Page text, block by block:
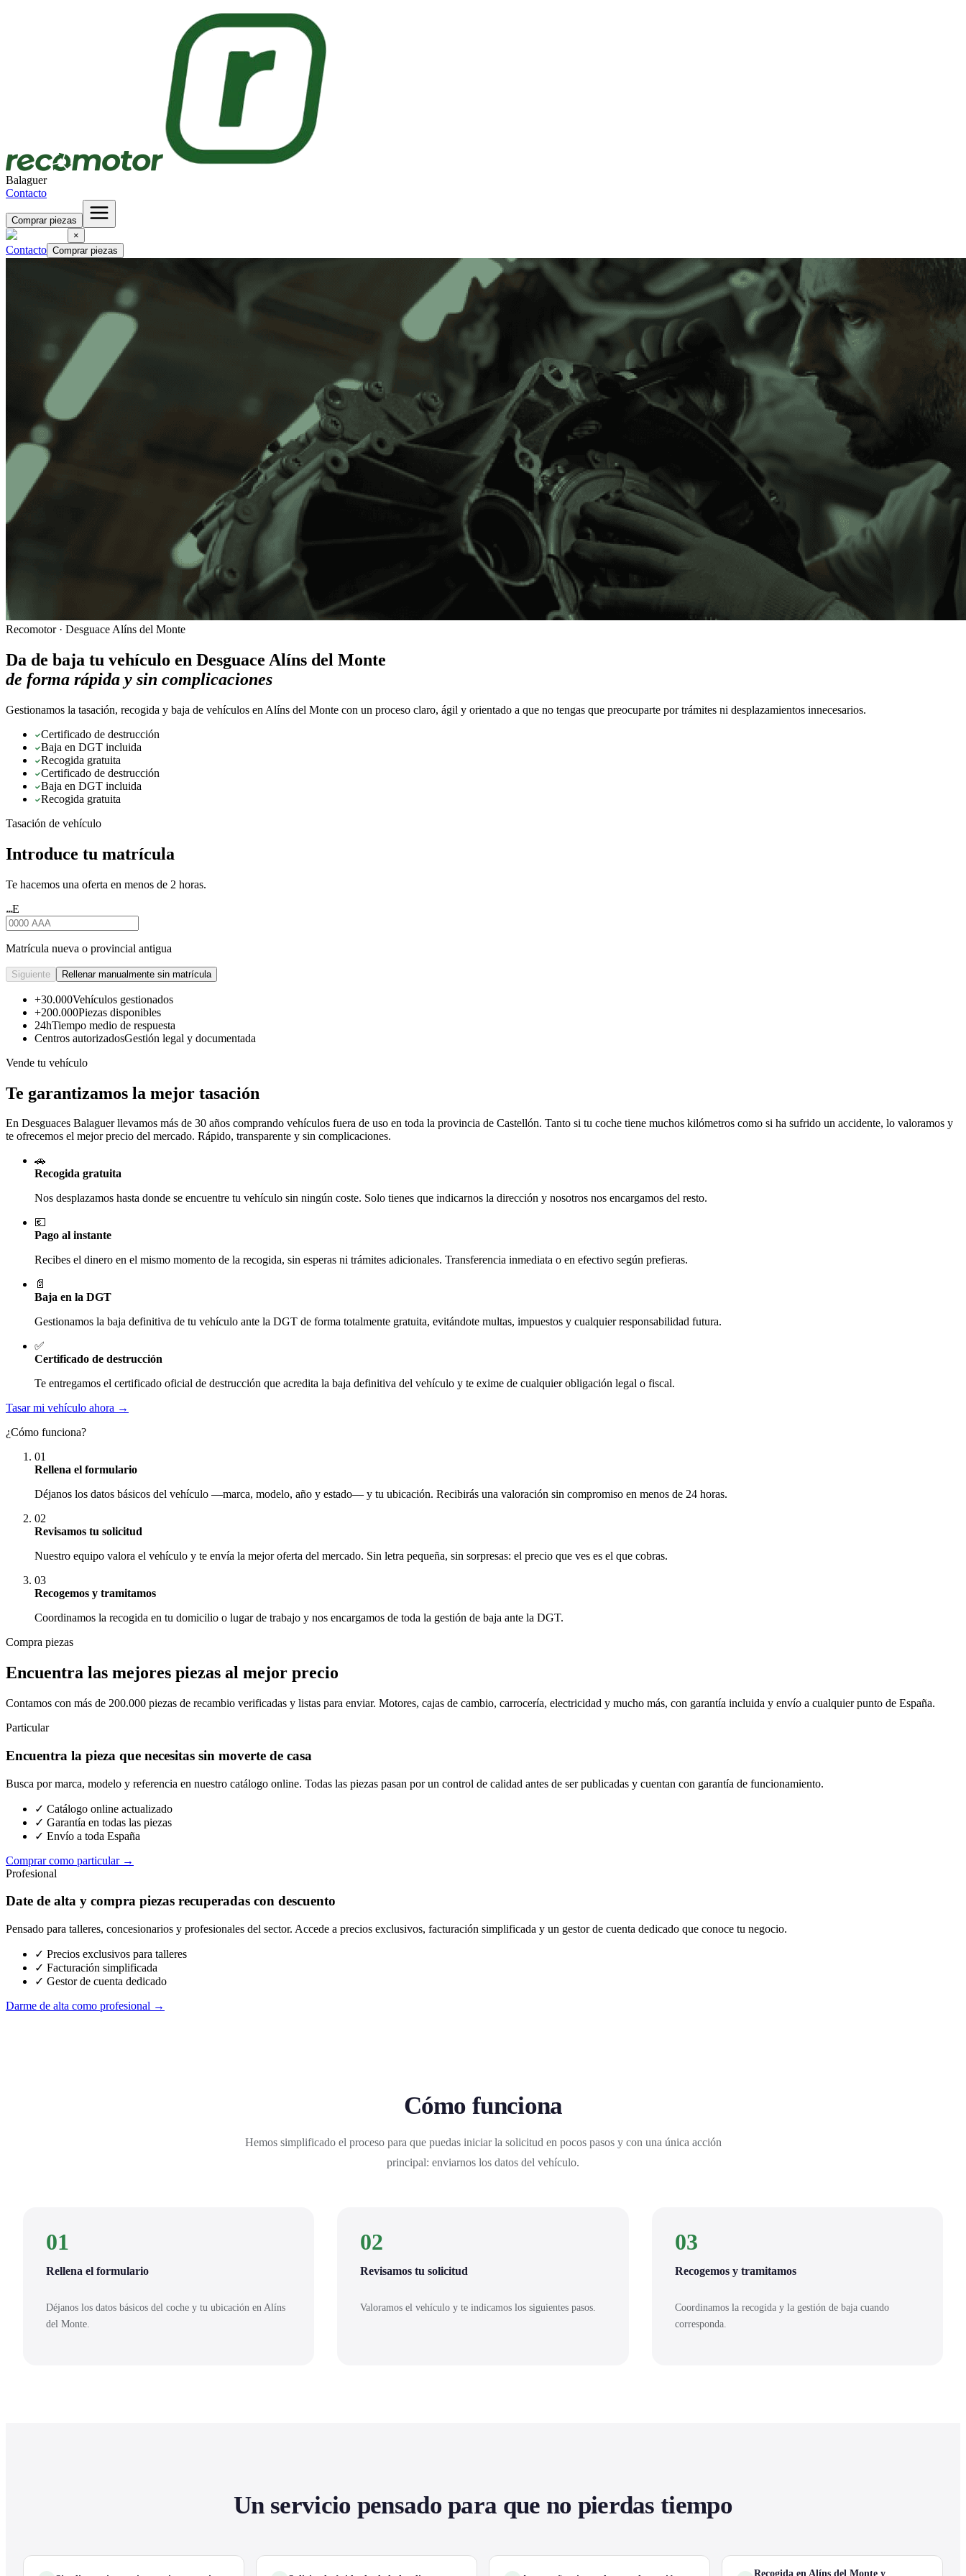
Balaguer
Contacto
Comprar piezas
×
Contacto Comprar piezas
Recomotor · Desguace Alíns del Monte
Da de baja tu vehículo en Desguace Alíns del Monte
de forma rápida y sin complicaciones
Gestionamos la tasación, recogida y baja de vehículos en Alíns del Monte con un proceso claro, ágil y orientado a que no tengas que preocuparte por trámites ni desplazamientos innecesarios.
Certificado de destrucción
Baja en DGT incluida
Recogida gratuita
Certificado de destrucción
Baja en DGT incluida
Recogida gratuita
Tasación de vehículo
Introduce tu matrícula
Te hacemos una oferta en menos de 2 horas.
★★★E
Matrícula nueva o provincial antigua
Siguiente Rellenar manualmente sin matrícula
+30.000Vehículos gestionados
+200.000Piezas disponibles
24hTiempo medio de respuesta
Centros autorizadosGestión legal y documentada
Vende tu vehículo
Te garantizamos la mejor tasación
En Desguaces Balaguerllevamos más de 30 años comprando vehículos fuera de uso en toda la provincia de Castellón. Tanto si tu coche tiene muchos kilómetros como si ha sufrido un accidente, lo valoramos y
te ofrecemos el mejor precio del mercado. Rápido, transparente y sin complicaciones.
🚗
Recogida gratuita
Nos desplazamos hasta donde se encuentre tu vehículo sin ningún coste. Solo tienes que indicarnos la dirección y nosotros nos encargamos del resto.
💶
Pago al instante
Recibes el dinero en el mismo momento de la recogida, sin esperas ni trámites adicionales. Transferencia inmediata o en efectivo según prefieras.
📄
Baja en la DGT
Gestionamos la baja definitiva de tu vehículo ante la DGT de forma totalmente gratuita, evitándote multas, impuestos y cualquier responsabilidad futura.
✅
Certificado de destrucción
Te entregamos el certificado oficial de destrucción que acredita la baja definitiva del vehículo y te exime de cualquier obligación legal o fiscal.
Tasar mi vehículo ahora →
¿Cómo funciona?
01
Rellena el formulario
Déjanos los datos básicos del vehículo —marca, modelo, año y estado— y tu ubicación. Recibirás una valoración sin compromiso en menos de 24 horas.
02
Revisamos tu solicitud
Nuestro equipo valora el vehículo y te envía la mejor oferta del mercado. Sin letra pequeña, sin sorpresas: el precio que ves es el que cobras.
03
Recogemos y tramitamos
Coordinamos la recogida en tu domicilio o lugar de trabajo y nos encargamos de toda la gestión de baja ante la DGT.
Compra piezas
Encuentra las mejores piezas al mejor precio
Contamos con más de 200.000 piezas de recambio verificadas y listas para enviar. Motores, cajas de cambio, carrocería, electricidad y mucho más, con garantía incluida y envío a cualquier punto de España.
Particular
Encuentra la pieza que necesitas sin moverte de casa
Busca por marca, modelo y referencia en nuestro catálogo online. Todas las piezas pasan por un control de calidad antes de ser publicadas y cuentan con garantía de funcionamiento.
✓ Catálogo online actualizado
✓ Garantía en todas las piezas
✓ Envío a toda España
Comprar como particular →
Profesional
Date de alta y compra piezas recuperadas con descuento
Pensado para talleres, concesionarios y profesionales del sector. Accede a precios exclusivos, facturación simplificada y un gestor de cuenta dedicado que conoce tu negocio.
✓ Precios exclusivos para talleres
✓ Facturación simplificada
✓ Gestor de cuenta dedicado
Darme de alta como profesional →
Cómo funciona
Hemos simplificado el proceso para que puedas iniciar la solicitud en pocos pasos y con una única acción
principal: enviarnos los datos del vehículo.
01
Rellena el formulario
Déjanos los datos básicos del coche y tu ubicación en Alíns
del Monte.
02
Revisamos tu solicitud
Valoramos el vehículo y te indicamos los siguientes pasos.
03
Recogemos y tramitamos
Coordinamos la recogida y la gestión de baja cuando
corresponda.
Un servicio pensado para que no pierdas tiempo
Recogida en Alíns del Monte y